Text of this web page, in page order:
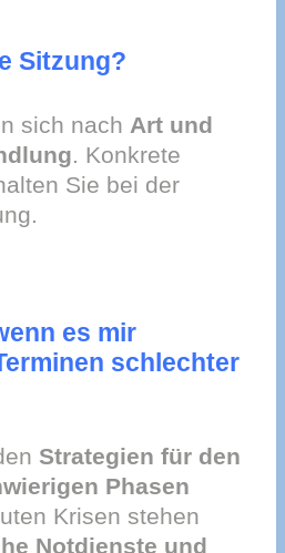
Sitzung?
sich nach Art und
. Konkrete
Sie bei der
es mir
schlechter
Strategien für den
Phasen
Krisen stehen
Notdienste und